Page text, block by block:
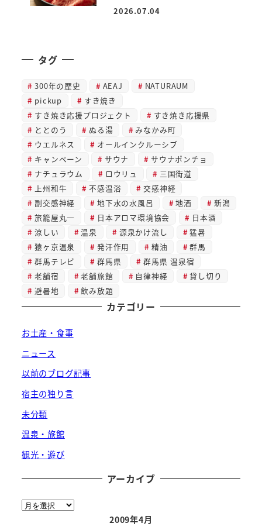
投稿日
2026.07.04
タグ
300年の歴史 AEAJ
NATURAUM
pickup
すき焼き
すき焼き応援プロジェクト
すき焼き応援県
ととのう
ぬる湯
みなかみ町
ウエルネス
オールインクルーシブ
キャンペーン
サウナ
サウナポンチョ
ナチュラウム
ロウリュ
三国街道
上州和牛
不感温浴
交感神経
副交感神経
地下水の水風呂 地酒
新潟
旅籠屋丸一
日本アロマ環境協会
日本酒
涼しい
温泉 源泉かけ流し
猛暑
猿ヶ京温泉
発汗作用 精油
群馬
群馬テレビ
群馬県
群馬県 温泉宿
老舗宿
老舗旅館 自律神経
貸し切り
避暑地
飲み放題
カテゴリー
お土産・食事
ニュース
以前のブログ記事
宿主の独り言
未分類
温泉・旅館
観光・遊び
アーカイブ
ア
2009年4月